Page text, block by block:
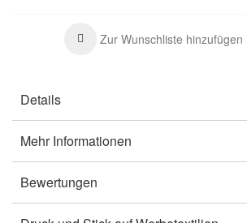
Zur Wunschliste hinzufügen
Details
Mehr Informationen
Bewertungen